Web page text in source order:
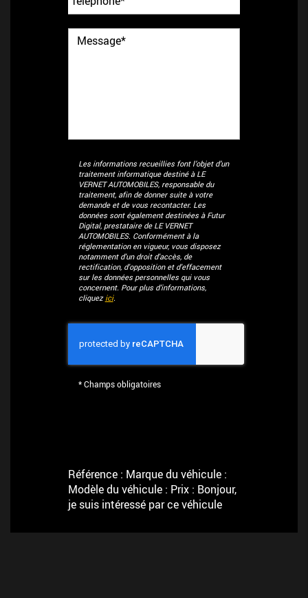
Les informations recueillies font l’objet d’un
traitement informatique destiné àLE
VERNET AUTOMOBILES, responsable du
traitement, afin de donner suite à votre
demande et de vous recontacter. Les
données sont également destinées à Futur
Digital, prestataire de LE VERNET
AUTOMOBILES. Conformément à la
réglementation en vigueur, vous disposez
notamment d'un droit d'accès, de
rectification, d'opposition et d'effacement
sur les données personnelles qui vous
concernent. Pour plus d’informations,
cliquez ici.
*Champs obligatoires
Référence : Marque du véhicule :
Modèle du véhicule : Prix : Bonjour,
je suis intéressé par ce véhicule